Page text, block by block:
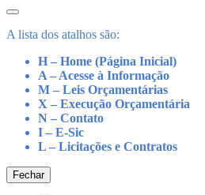
A lista dos atalhos são:
H – Home (Página Inicial)
A – Acesse à Informação
M – Leis Orçamentárias
X – Execução Orçamentária
N – Contato
I – E-Sic
L – Licitações e Contratos
Fechar